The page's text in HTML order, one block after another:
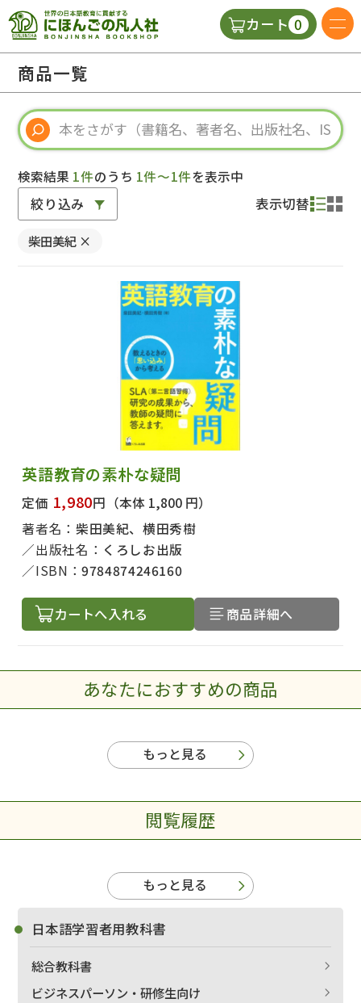
カート 0
視聴覚・補助教材
教師用参考書
商品一覧
検索結果 1件のうち 1件～1件を表示中
絞り込み 表示切替
柴田美紀 ×
英語教育の素朴な疑問
定価 1,980円 （本体 1,800 円）
著者名： 柴田美紀、横田秀樹
出版社名： くろしお出版
ISBN：9784874246160
カートへ入れる 商品詳細へ
あなたにおすすめの商品
もっと見る
閲覧履歴
もっと見る
日本語学習者用教科書
総合教科書
ビジネスパーソン・研修生向け